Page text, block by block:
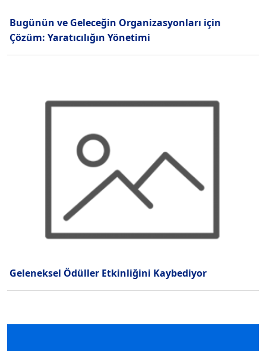
Bugünün ve Geleceğin Organizasyonları için
Çözüm: Yaratıcılığın Yönetimi
Geleneksel Ödüller Etkinliğini Kaybediyor